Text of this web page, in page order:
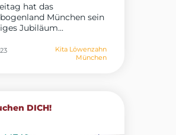
hat das
München sein
Jubiläum...
Kita Löwenzahn
München
DICH!